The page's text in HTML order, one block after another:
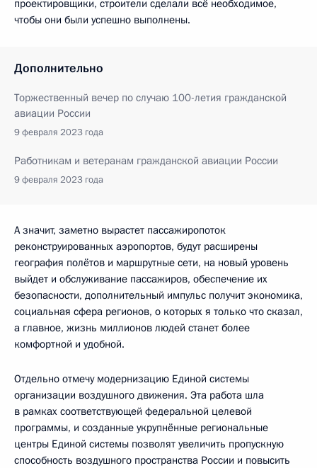
проектировщики, строители сделали всё необходимое,
чтобы они были успешно выполнены.
Дополнительно
Торжественный вечер по случаю 100-летия гражданской
авиации России
9 февраля 2023 года
Работникам и ветеранам гражданской авиации России
9 февраля 2023 года
А значит, заметно вырастет пассажиропоток
реконструированных аэропортов, будут расширены
география полётов и маршрутные сети, на новый уровень
выйдет и обслуживание пассажиров, обеспечение их
безопасности, дополнительный импульс получит экономика,
социальная сфера регионов, о которых я только что сказал,
а главное, жизнь миллионов людей станет более
комфортной и удобной.
Отдельно отмечу модернизацию Единой системы
организации воздушного движения. Эта работа шла
в рамках соответствующей федеральной целевой
программы, и созданные укрупнённые региональные
центры Единой системы позволят увеличить пропускную
способность воздушного пространства России и повысить